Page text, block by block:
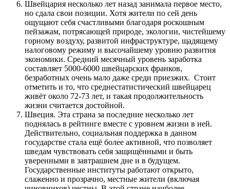
Швейцария несколько лет назад занимала первое место,
но сдала свои позиции. Хотя жители по сей день
ощущают себя счастливыми благодаря роскошным
пейзажам, потрясающей природе, экологии, чистейшему
горному воздуху, развитой инфраструктуре, щадящему
налоговому режиму и высочайшему уровню развития
экономики. Средний месячный уровень заработка
составляет 5000-6000 швейцарских франков,
безработных очень мало даже среди приезжих. Стоит
отметить и то, что среднестатистический швейцарец
живёт около 72-73 лет, и такая продолжительность
жизни считается достойной.
Швеция. Эта страна за последние несколько лет
поднялась в рейтинге вместе с уровнем жизни в ней.
Действительно, социальная поддержка в данном
государстве стала ещё более активной, что позволяет
шведам чувствовать себя защищёнными и быть
уверенными в завтрашнем дне и в будущем.
Государственные институты работают открыто,
слаженно и прозрачно, местные жители (включая